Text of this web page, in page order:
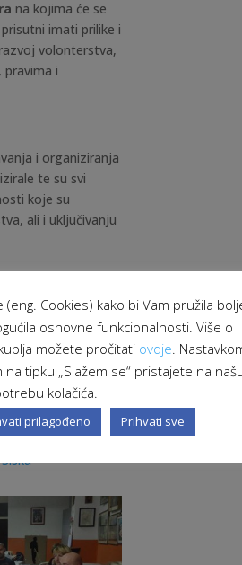
na kojima će se
imati prilike i
volonterstva,
i
i organiziranja
te su svi
koje su
ali i uključivanju
volontera godine
Cookies) kako bi Vam pružila
osnovne funkcionalnosti. Više o
možete pročitati ovdje.
tipku „Slažem se“ pristajete na
kolačića.
prilagođeno Prihvati sve